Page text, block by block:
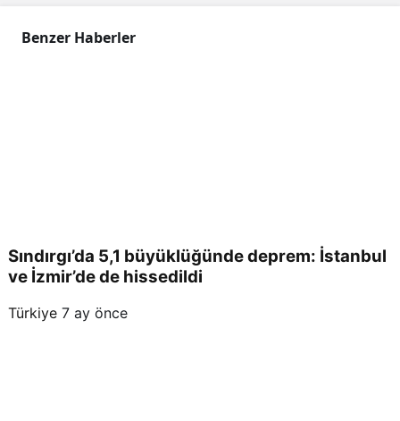
Benzer Haberler
Sındırgı’da 5,1 büyüklüğünde deprem: İstanbul
ve İzmir’de de hissedildi
Türkiye 7 ay önce